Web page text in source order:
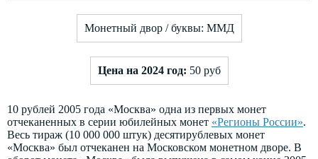
Монетный двор / буквы: ММД
Цена на 2024 год: 50 руб
10 рублей 2005 года «Москва» одна из первых монет
отчеканенных в серии юбилейных монет «Регионы России».
Весь тираж (10 000 000 штук) десятирублевых монет
«Москва» был отчеканен на Московском монетном дворе. В